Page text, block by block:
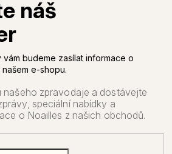
budeme zasílat informace o
e-shopu.